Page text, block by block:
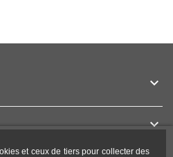
et ceux de tiers pour collecter des